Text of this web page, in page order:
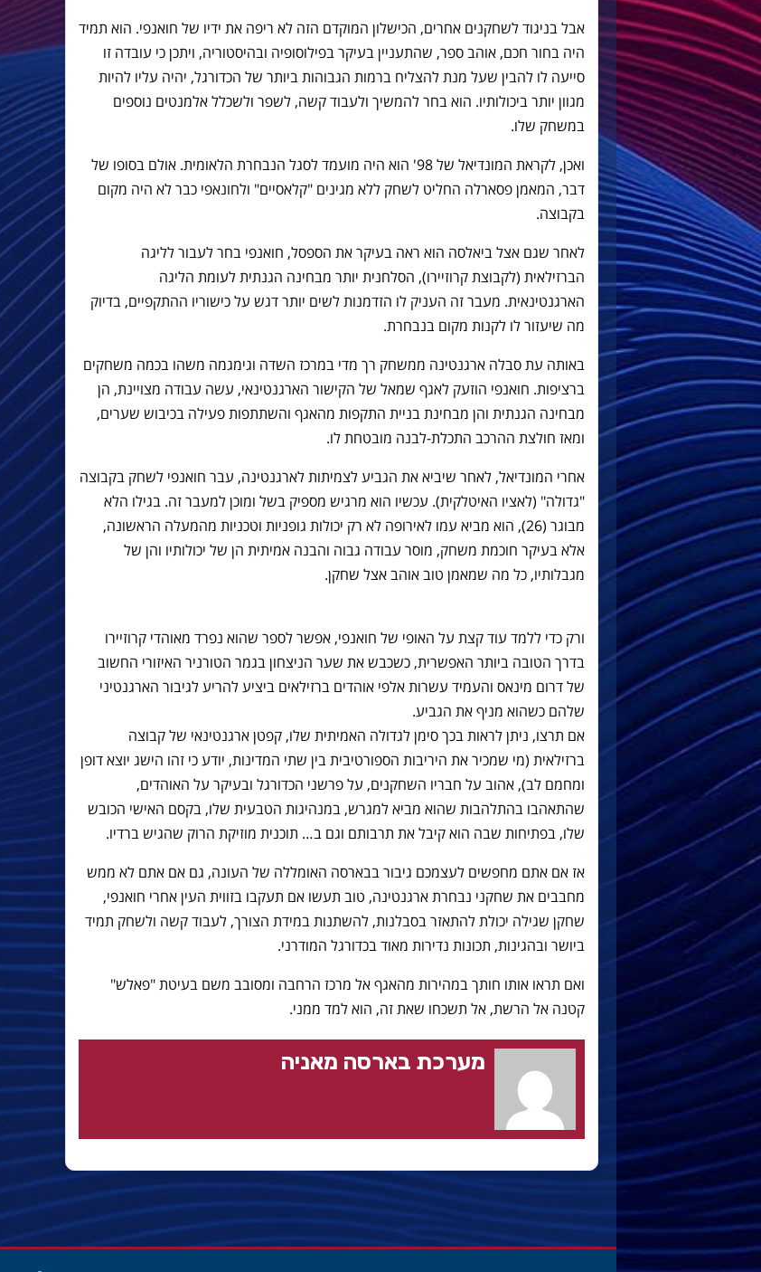
אבל בניגוד לשחקנים אחרים, הכישלון המוקדם הזה לא ריפה את ידיו של חואנפי. הוא תמיד
היה בחור חכם, אוהב ספר, שהתעניין בעיקר בפילוסופיה ובהיסטוריה, ויתכן כי עובדה זו
סייעה לו להבין שעל מנת להצליח ברמות הגבוהות ביותר של הכדורגל, יהיה עליו להיות
מגוון יותר ביכולותיו. הוא בחר להמשיך ולעבוד קשה, לשפר ולשכלל אלמנטים נוספים
במשחק שלו.
ואכן, לקראת המונדיאל של 98' הוא היה מועמד לסגל הנבחרת הלאומית. אולם בסופו של
דבר, המאמן פסארלה החליט לשחק ללא מגינים "קלאסיים" ולחונאפי כבר לא היה מקום
בקבוצה.
לאחר שגם אצל ביאלסה הוא ראה בעיקר את הספסל, חואנפי בחר לעבור לליגה
הברזילאית (לקבוצת קרוזיירו), הסלחנית יותר מבחינה הגנתית לעומת הליגה
הארגנטינאית. מעבר זה העניק לו הזדמנות לשים יותר דגש על כישוריו ההתקפיים, בדיוק
מה שיעזור לו לקנות מקום בנבחרת.
באותה עת סבלה ארגנטינה ממשחק רך מדי במרכז השדה וגימגמה משהו בכמה משחקים
ברציפות. חואנפי הוזעק לאגף שמאל של הקישור הארגנטינאי, עשה עבודה מצויינת, הן
מבחינה הגנתית והן מבחינת בניית התקפות מהאגף והשתתפות פעילה בכיבוש שערים,
ומאז חולצת ההרכב התכלת-לבנה מובטחת לו.
אחרי המונדיאל, לאחר שיביא את הגביע לצמיתות לארגנטינה, עבר חואנפי לשחק בקבוצה
"גדולה" (לאציו האיטלקית). עכשיו הוא מרגיש מספיק בשל ומוכן למעבר זה. בגילו הלא
מבוגר (26), הוא מביא עמו לאירופה לא רק יכולות גופניות וטכניות מהמעלה הראשונה,
אלא בעיקר חוכמת משחק, מוסר עבודה גבוה והבנה אמיתית הן של יכולותיו והן של
מגבלותיו, כל מה שמאמן טוב אוהב אצל שחקן.
ורק כדי ללמד עוד קצת על האופי של חואנפי, אפשר לספר שהוא נפרד מאוהדי קרוזיירו
בדרך הטובה ביותר האפשרית, כשכבש את שער הניצחון בגמר הטורניר האיזורי החשוב
של דרום מינאס והעמיד עשרות אלפי אוהדים ברזילאים ביציע להריע לגיבור הארגנטיני
שלהם כשהוא מניף את הגביע.
אם תרצו, ניתן לראות בכך סימן לגדולה האמיתית שלו, קפטן ארגנטינאי של קבוצה
ברזילאית (מי שמכיר את היריבות הספורטיבית בין שתי המדינות, יודע כי זהו הישג יוצא דופן
ומחמם לב), אהוב על חבריו השחקנים, על פרשני הכדורגל ובעיקר על האוהדים,
שהתאהבו בהתלהבות שהוא מביא למגרש, במנהיגות הטבעית שלו, בקסם האישי הכובש
שלו, בפתיחות שבה הוא קיבל את תרבותם וגם ב… תוכנית מוזיקת הרוק שהגיש ברדיו.
אז אם אתם מחפשים לעצמכם גיבור בבארסה האומללה של העונה, גם אם אתם לא ממש
מחבבים את שחקני נבחרת ארגנטינה, טוב תעשו אם תעקבו בזווית העין אחרי חואנפי,
שחקן שגילה יכולת להתאזר בסבלנות, להשתנות במידת הצורך, לעבוד קשה ולשחק תמיד
ביושר ובהגינות, תכונות נדירות מאוד בכדורגל המודרני.
ואם תראו אותו חותך במהירות מהאגף אל מרכז הרחבה ומסובב משם בעיטת "פאלש"
קטנה אל הרשת, אל תשכחו שאת זה, הוא למד ממני.
מערכת בארסה מאניה